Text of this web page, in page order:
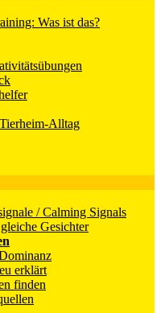
Was ist das?
Alltag
/ Calming Signals
Gesichter
erklärt
finden